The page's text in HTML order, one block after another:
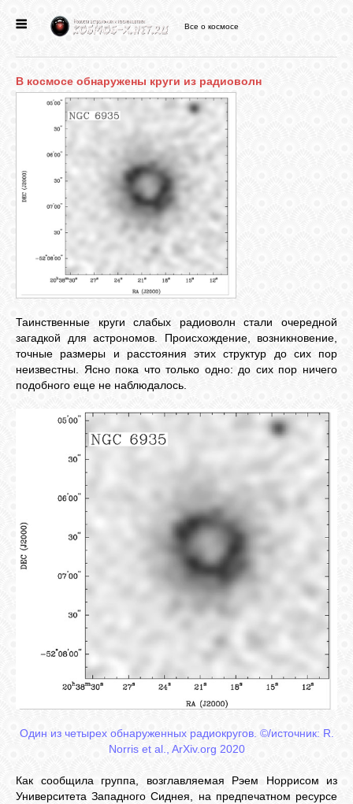
НОВОСТИ
СТАТЬИ
ФОТО
СВЯЗЬ
Все о космосе
В космосе обнаружены круги из радиоволн
Таинственные круги слабых радиоволн стали очередной
загадкой для астрономов. Происхождение, возникновение,
точные размеры и расстояния этих структур до сих пор
неизвестны. Ясно пока что только одно: до сих пор ничего
подобного еще не наблюдалось.
Один из четырех обнаруженных радиокругов. ©/источник: R.
Norris et al., ArXiv.org 2020
Как сообщила группа, возглавляемая Рэем Норрисом из
Университета Западного Сиднея, на предпечатном ресурсе